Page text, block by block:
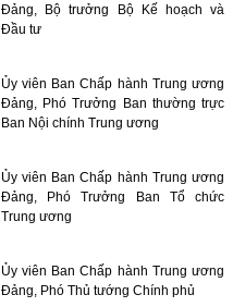
Đảng, Bộ trưởng Bộ Kế hoạch và
Đầu tư
Ủy viên Ban Chấp hành Trung ương
Đảng, Phó Trưởng Ban thường trực
Ban Nội chính Trung ương
Ủy viên Ban Chấp hành Trung ương
Đảng, Phó Trưởng Ban Tổ chức
Trung ương
Ủy viên Ban Chấp hành Trung ương
Đảng, Phó Thủ tướng Chính phủ